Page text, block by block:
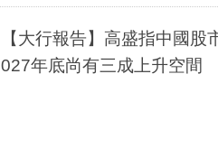
【大行報告】高盛指中國
027年底尚有三成上升空間